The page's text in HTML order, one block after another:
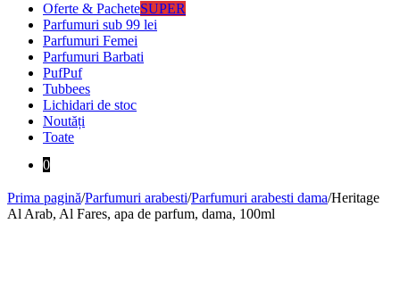
Oferte & PacheteSUPER
Parfumuri sub 99 lei
Parfumuri Femei
Parfumuri Barbati
PufPuf
Tubbees
Lichidari de stoc
Noutăți
Toate
0
Prima pagină/Parfumuri arabesti/Parfumuri arabesti dama/Heritage
Al Arab, Al Fares, apa de parfum, dama, 100ml